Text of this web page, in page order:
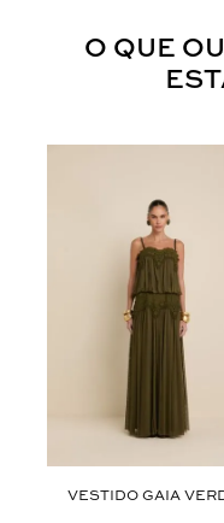
O QUE
VESTIDO GAIA